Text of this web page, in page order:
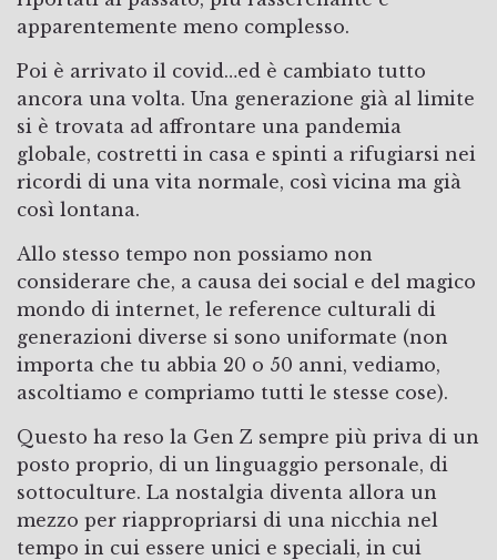
apparentemente meno complesso.
Poi è arrivato il covid…ed è cambiato tutto
ancora una volta. Una generazione già al limite
si è trovata ad affrontare una pandemia
globale, costretti in casa e spinti a rifugiarsi nei
ricordi di una vita normale, così vicina ma già
così lontana.
Allo stesso tempo non possiamo non
considerare che, a causa dei social e del magico
mondo di internet, le reference culturali di
generazioni diverse si sono uniformate (non
importa che tu abbia 20 o 50 anni, vediamo,
ascoltiamo e compriamo tutti le stesse cose).
Questo ha reso la Gen Z sempre più priva di un
posto proprio, di un linguaggio personale, di
sottoculture. La nostalgia diventa allora un
mezzo per riappropriarsi di una nicchia nel
tempo in cui essere unici e speciali, in cui